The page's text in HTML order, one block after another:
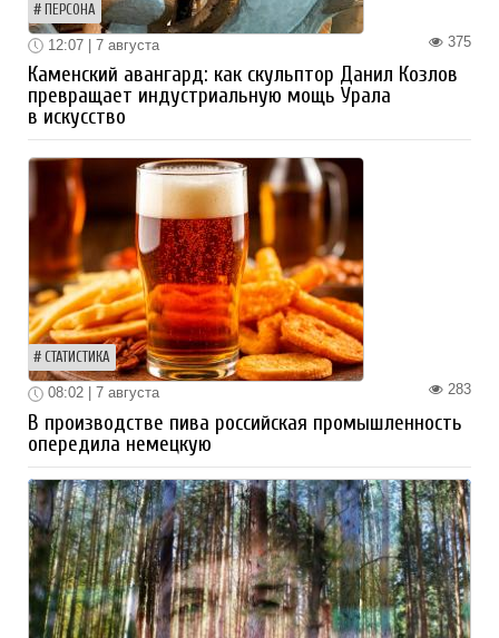
ПЕРСОНА
375
12:07 | 7 августа
Каменский авангард: как скульптор Данил Козлов
превращает индустриальную мощь Урала
в искусство
СТАТИСТИКА
283
08:02 | 7 августа
В производстве пива российская промышленность
опередила немецкую